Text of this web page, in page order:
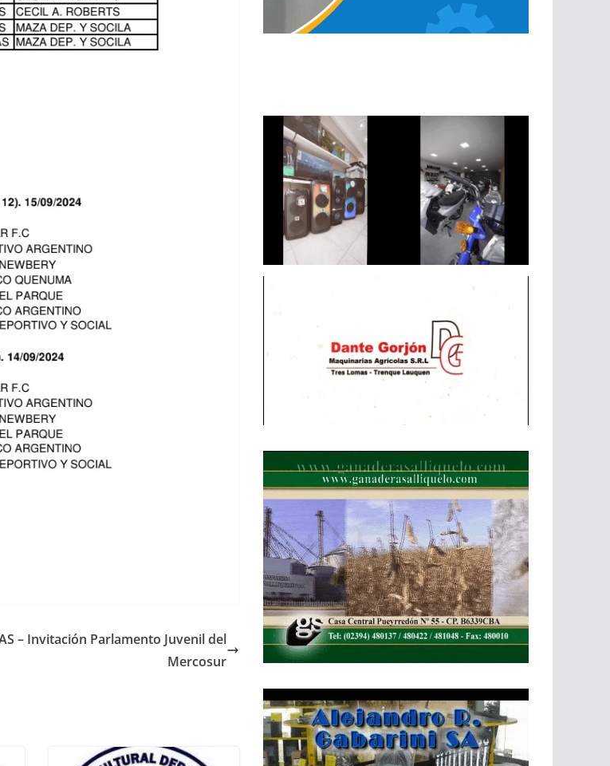
– Invitación Parlamento Juvenil del
Mercosur